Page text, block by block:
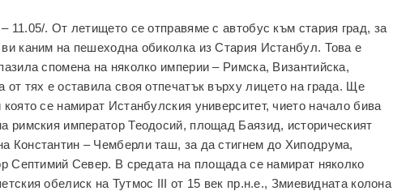
. От летището се отправяме с автобус към стария град, за
каним на пешеходна обиколка из Стария Истанбул. Това е
спомена на няколко империи – Римска, Византийска,
от тях е оставила своя отпечатък върху лицето на града. Ще
се намират Истанбулския университет, чието начало бива
римския император Теодосий, площад Баязид, историческият
Константин – Чемберли таш, за да стигнем до Хиподрума,
Септимий Север. В средата на площада се намират няколко
обелиск на Тутмос III от 15 век пр.н.е., Змиевидната колона